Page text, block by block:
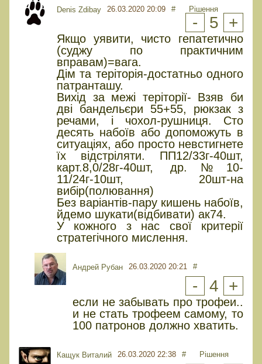
Denis Zdibay 26.03.2020 20:09 # Рішення
- 5 +
Якщо уявити, чисто гепатетично
(суджу по практичним
вправам)=вага.
Дім та теріторія-достатньо одного
патранташу.
Вихід за межі теріторії- Взяв би
дві бандельєри 55+55, рюкзак з
речами, і чохол-рушниця. Сто
десять набоїв або допоможуть в
ситуаціях, або просто невстигнете
їх відстріляти. ПП12/33г-40шт,
карт.8,0/28г-40шт, др.№10-
11/24г-10шт, 20шт-на
вибір(полювання)
Без варіантів-пару кишень набоїв,
йдемо шукати(відбивати) ак74.
У кожного з нас свої критерії
стратегічного мислення.
Андрей Рубан 26.03.2020 20:21 #
- 4 +
если не забывать про трофеи..
и не стать трофеем самому, то
100 патронов должно хватить.
Кащук Виталий 26.03.2020 22:38 # Рішення